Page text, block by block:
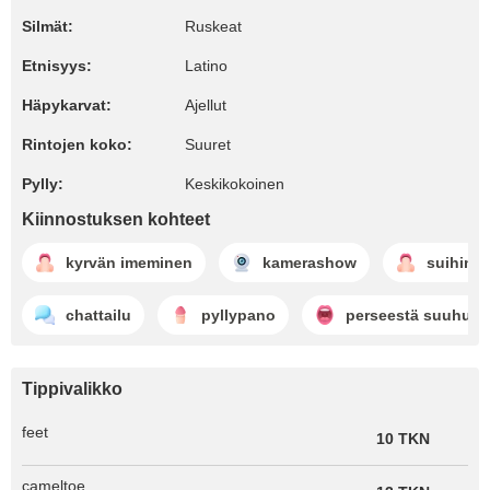
Silmät: Ruskeat
Etnisyys: Latino
Häpykarvat: Ajellut
Rintojen koko: Suuret
Pylly: Keskikokoinen
Kiinnostuksen kohteet
kyrvän imeminen kamerashow
chattailu pyllypano perseestä suuhun
Tippivalikko
feet 10 TKN
cameltoe